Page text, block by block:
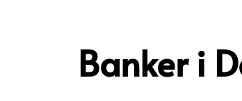
Banker i